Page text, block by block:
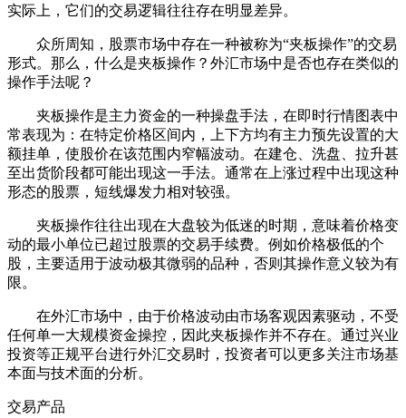
实际上，它们的交易逻辑往往存在明显差异。
众所周知，股票市场中存在一种被称为“夹板操作”的交易
形式。那么，什么是夹板操作？外汇市场中是否也存在类似的
操作手法呢？
夹板操作是主力资金的一种操盘手法，在即时行情图表中
常表现为：在特定价格区间内，上下方均有主力预先设置的大
额挂单，使股价在该范围内窄幅波动。在建仓、洗盘、拉升甚
至出货阶段都可能出现这一手法。通常在上涨过程中出现这种
形态的股票，短线爆发力相对较强。
夹板操作往往出现在大盘较为低迷的时期，意味着价格变
动的最小单位已超过股票的交易手续费。例如价格极低的个
股，主要适用于波动极其微弱的品种，否则其操作意义较为有
限。
在外汇市场中，由于价格波动由市场客观因素驱动，不受
任何单一大规模资金操控，因此夹板操作并不存在。通过兴业
投资等正规平台进行外汇交易时，投资者可以更多关注市场基
本面与技术面的分析。
交易产品